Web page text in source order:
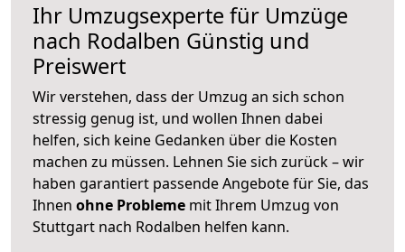
Ihr Umzugsexperte für Umzüge
nach Rodalben Günstig und
Preiswert
Wir verstehen, dass der Umzug an sich schon
stressig genug ist, und wollen Ihnen dabei
helfen, sich keine Gedanken über die Kosten
machen zu müssen. Lehnen Sie sich zurück – wir
haben garantiert passende Angebote für Sie, das
Ihnen ohne Probleme mit Ihrem Umzug von
Stuttgart nach Rodalben helfen kann.